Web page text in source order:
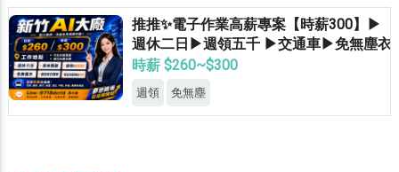
推推✨電子作業高薪專案【時薪300】▶
週休二日▶週領五千 ▶交通車▶免無塵衣
時薪 $260~$300
週領 免無塵